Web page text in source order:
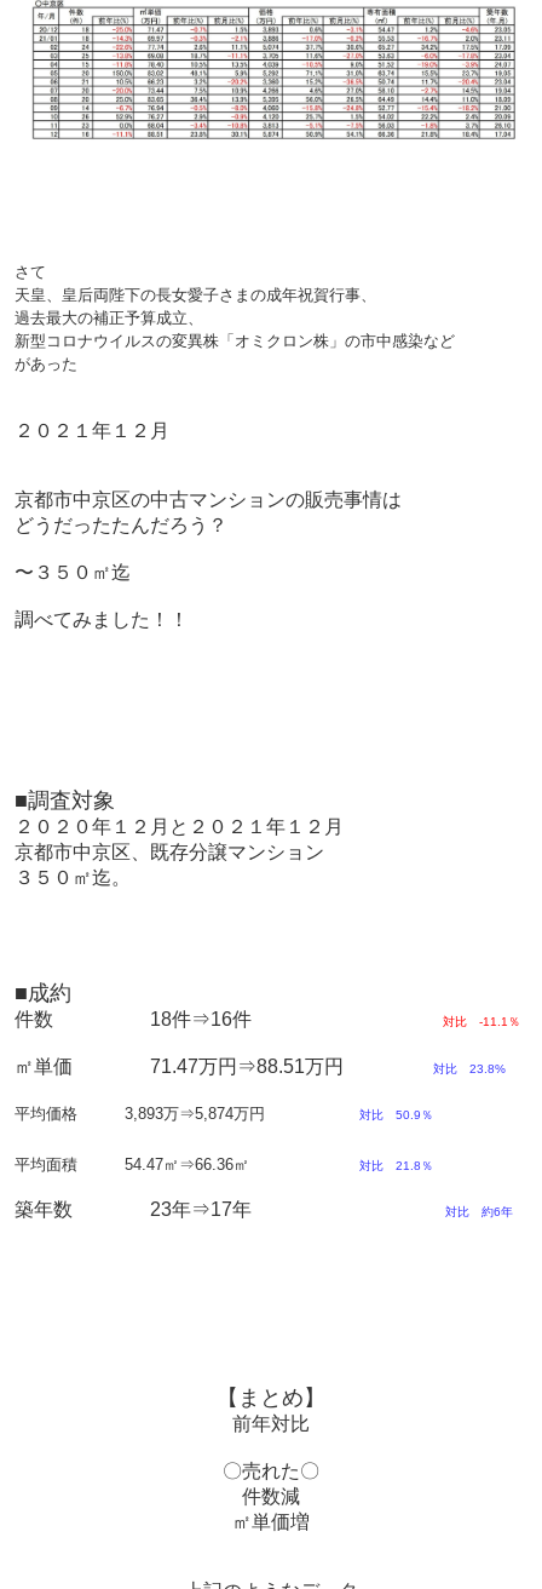
さて
天皇、皇后両陛下の長女愛子さまの成年祝賀行事、
過去最大の補正予算成立、
新型コロナウイルスの変異株「オミクロン株」の市中感染など
があった
２０２１年１２月
京都市中京区の中古マンションの販売事情は
どうだったたんだろう？
〜３５０㎡迄
調べてみました！！
■調査対象
２０２０年１２月と２０２１年１２月
京都市中京区、既存分譲マンション
３５０㎡迄。
■成約
件数 18件⇒16件 対比 -11.1％
㎡単価 71.47万円⇒88.51万円 対比 23.8%
平均価格 3,893万⇒5,874万円 対比 50.9％
平均面積 54.47㎡⇒66.36㎡ 対比 21.8％
築年数 23年⇒17年 対比 約6年
【まとめ】
前年対比
〇売れた〇
件数減
㎡単価増